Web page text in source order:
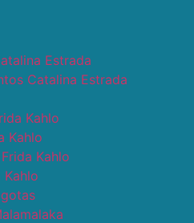
Estrada
Catalina Estrada
Kahlo
Kahlo
Kahlo
Kahlo